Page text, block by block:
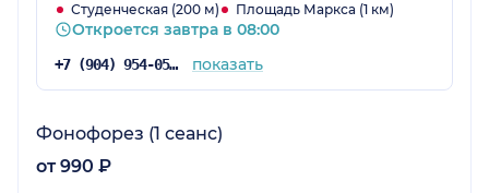
Студенческая (200 м) Площадь Маркса (1 км)
Откроется завтра в 08:00
+7 (904) 954-05-19 показать
Фонофорез (1 сеанс)
от 990 ₽